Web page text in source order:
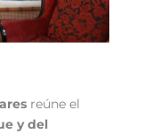
reúne el
y del